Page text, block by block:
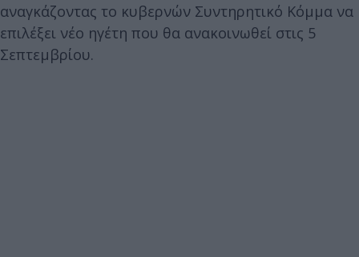
αναγκάζοντας το κυβερνών Συντηρητικό Κόμμα να
επιλέξει νέο ηγέτη που θα ανακοινωθεί στις 5
Σεπτεμβρίου.